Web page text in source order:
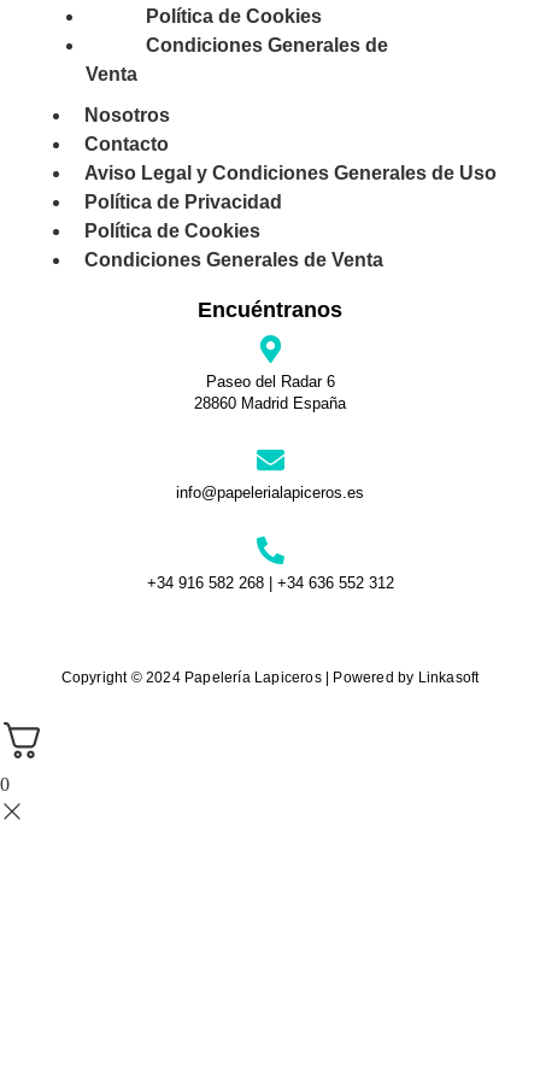
Política de Cookies
Condiciones Generales de
Venta
Nosotros
Contacto
Aviso Legal y Condiciones Generales de Uso
Política de Privacidad
Política de Cookies
Condiciones Generales de Venta
Encuéntranos
Paseo del Radar 6
28860 Madrid España
info@papelerialapiceros.es
+34 916 582 268 | +34 636 552 312
Copyright © 2024 Papelería Lapiceros | Powered by Linkasoft
0